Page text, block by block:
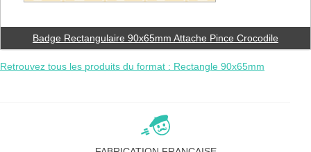
Badge Rectangulaire 90x65mm Attache Pince Crocodile
Retrouvez tous les produits du format : Rectangle 90x65mm